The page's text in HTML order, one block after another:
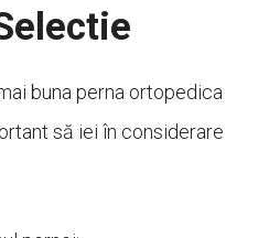
buna perna ortopedica
să iei în considerare